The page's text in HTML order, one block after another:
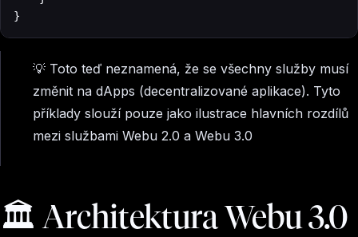
}
💡 Toto teď neznamená, že se všechny služby musí
změnit na dApps (decentralizované aplikace). Tyto
příklady slouží pouze jako ilustrace hlavních rozdílů
mezi službami Webu 2.0 a Webu 3.0
🏛 Architektura Webu 3.0